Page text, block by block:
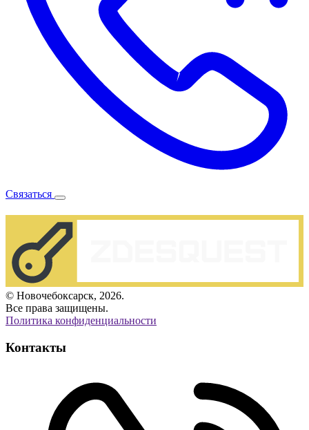
Связаться
© Новочебоксарск, 2026.
Все права защищены.
Политика конфиденциальности
Контакты